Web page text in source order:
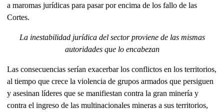
a maromas jurídicas para pasar por encima de los fallo de las
Cortes.
La inestabilidad jurídica del sector proviene de las mismas
autoridades que lo encabezan
Las consecuencias serían exacerbar los conflictos en los territorios,
al tiempo que crece la violencia de grupos armados que persiguen
y asesinan líderes que se manifiestan contra la gran minería y
contra el ingreso de las multinacionales mineras a sus territorios,